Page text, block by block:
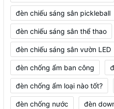
đèn chiếu sáng sân pickleball
đèn chiếu sáng sân thể thao
đèn chiếu sáng sân vườn LED
đèn chống ẩm ban công
đèn chống ẩm loại nào tốt?
đèn chống nước đèn